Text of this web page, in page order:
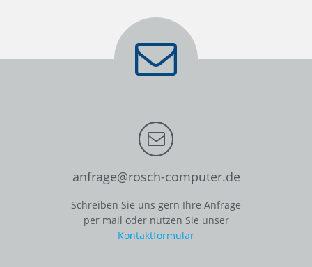
anfrage@rosch-computer.de
Schreiben Sie uns gern Ihre Anfrage
per mail oder nutzen Sie unser
Kontaktformular